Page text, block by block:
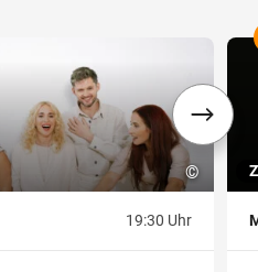
©
19:30 Uhr
,